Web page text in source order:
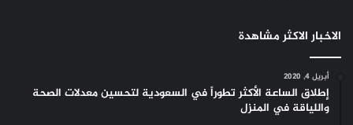
الاخبار الاكثر مشاهدة
أبريل 4, 2020
إطلاق الساعة الأكثر تطوراً في السعودية لتحسين معدلات الصحة
واللياقة في المنزل